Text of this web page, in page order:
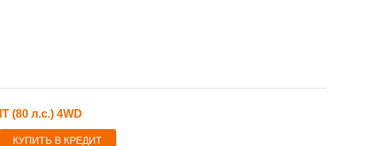
(80 л.с.) 4WD
КУПИТЬ В КРЕДИТ